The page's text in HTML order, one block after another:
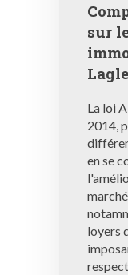
sur
La loi
2014,
en se
loyers